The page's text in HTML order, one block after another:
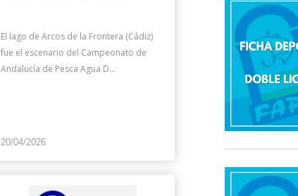
El lago de Arcos de la Frontera (Cádiz)
fue el escenario del Campeonato de
Andalucía de Pesca Agua D...
20/04/2026